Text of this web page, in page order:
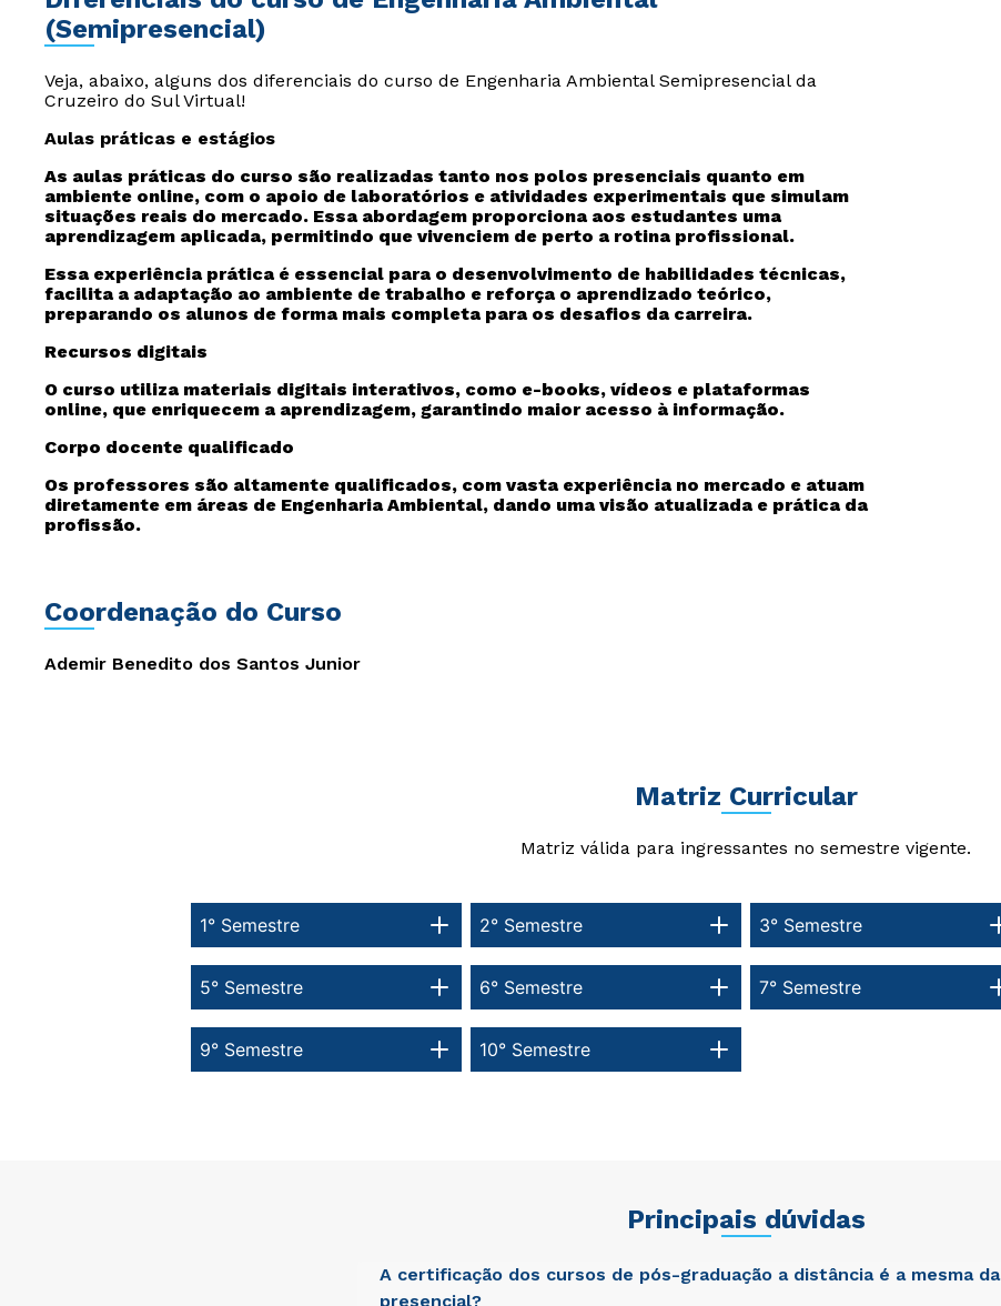
(Semipresencial)
Veja, abaixo, alguns dos diferenciais do curso de Engenharia Ambiental Semipresencial da
Cruzeiro do Sul Virtual!
Aulas práticas e estágios
As aulas práticas do curso são realizadas tanto nos polos presenciais quanto em
ambiente online, com o apoio de laboratórios e atividades experimentais que simulam
situações reais do mercado. Essa abordagem proporciona aos estudantes uma
aprendizagem aplicada, permitindo que vivenciem de perto a rotina profissional.
Essa experiência prática é essencial para o desenvolvimento de habilidades técnicas,
facilita a adaptação ao ambiente de trabalho e reforça o aprendizado teórico,
preparando os alunos de forma mais completa para os desafios da carreira.
Recursos digitais
O curso utiliza materiais digitais interativos, como e-books, vídeos e plataformas
online, que enriquecem a aprendizagem, garantindo maior acesso à informação.
Corpo docente qualificado
Os professores são altamente qualificados, com vasta experiência no mercado e atuam
diretamente em áreas de Engenharia Ambiental, dando uma visão atualizada e prática da
profissão.
Coordenação do Curso
Ademir Benedito dos Santos Junior
Matriz Curricular
Matriz válida para ingressantes no semestre vigente.
1° Semestre
10° Semestre
9° Semestre
7° Semestre
6° Semestre
5° Semestre
3° Semestre
2° Semestre
Principais dúvidas
A certificação dos cursos de pós-graduação a distância é a mesma da
presencial?